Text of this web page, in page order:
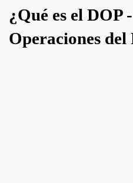
¿Qué es el DOP
Operaciones del